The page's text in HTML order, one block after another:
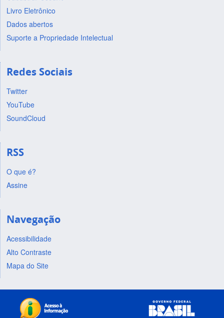
Livro Eletrônico
Dados abertos
Suporte a Propriedade Intelectual
Redes Sociais
Twitter
YouTube
SoundCloud
RSS
O que é?
Assine
Navegação
Acessibilidade
Alto Contraste
Mapa do Site